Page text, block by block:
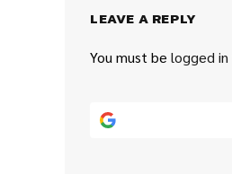
LEAVE A REPLY
You must be logged in